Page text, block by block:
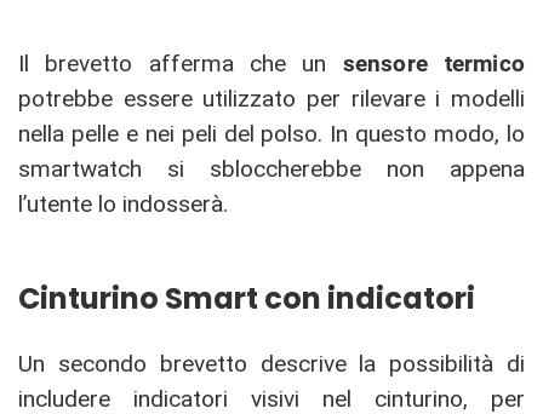
Il brevetto afferma che un sensore termico
potrebbe essere utilizzato per rilevare i modelli
nella pelle e nei peli del polso. In questo modo, lo
smartwatch si sbloccherebbe non appena
l’utente lo indosserà.
Cinturino Smart con indicatori
Un secondo brevetto descrive la possibilità di
includere indicatori visivi nel cinturino, per